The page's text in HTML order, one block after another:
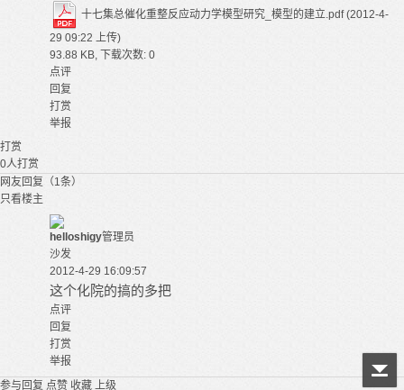
十七集总催化重整反应动力学模型研究_模型的建立.pdf (2012-4-
29 09:22 上传)
93.88 KB, 下载次数: 0
点评
回复
打赏
举报
打赏
0人打赏
网友回复（1条）
只看楼主
helloshigy管理员
沙发
2012-4-29 16:09:57
这个化院的搞的多把
点评
回复
打赏
举报
参与回复 点赞 收藏 上级